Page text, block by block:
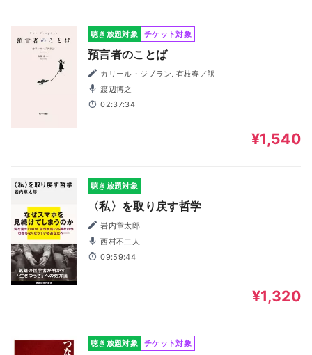
聴き放題対象 チケット対象
預言者のことば
カリール・ジブラン, 有枝春／訳
渡辺博之
02:37:34
¥1,540
聴き放題対象
〈私〉を取り戻す哲学
岩内章太郎
西村不二人
09:59:44
¥1,320
聴き放題対象 チケット対象